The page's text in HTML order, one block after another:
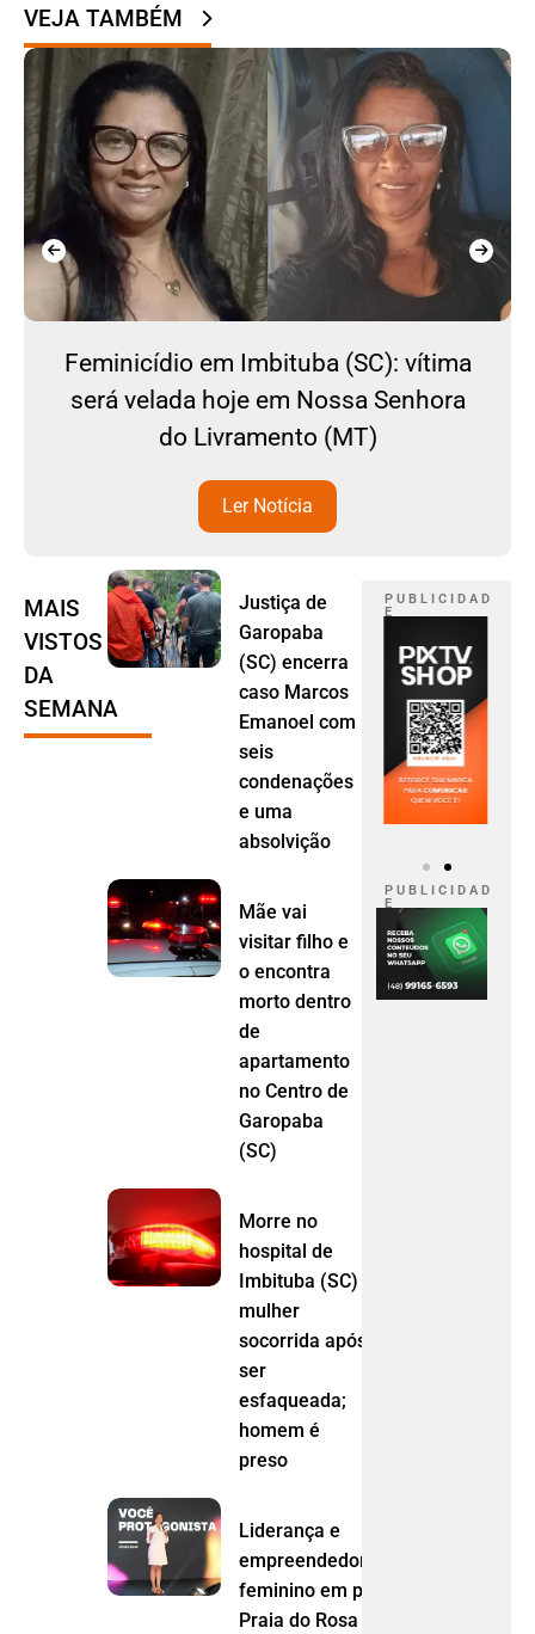
VEJA TAMBÉM
Feminicídio em Imbituba (SC): vítima
será velada hoje em Nossa Senhora
do Livramento (MT)
Ler Notícia
MAIS
VISTOS
DA
SEMANA
Justiça de
Garopaba
(SC) encerra
caso Marcos
Emanoel com
seis
condenações
e uma
absolvição
Mãe vai
visitar filho e
o encontra
morto dentro
de
apartamento
no Centro de
Garopaba
(SC)
Morre no
hospital de
Imbituba (SC)
mulher
socorrida após
ser
esfaqueada;
homem é
preso
Liderança e
empreendedorismo
feminino em pauta:
Praia do Rosa
P U B L I C I D A D
E
P U B L I C I D A D
E